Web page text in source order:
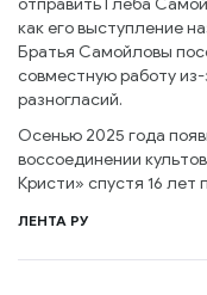
отправить Глеба
как его выступление
Братья Самойловы
совместную работу
разногласий.
Осенью 2025 года
воссоединении
Кристи» спустя 16 лет
ЛЕНТА РУ